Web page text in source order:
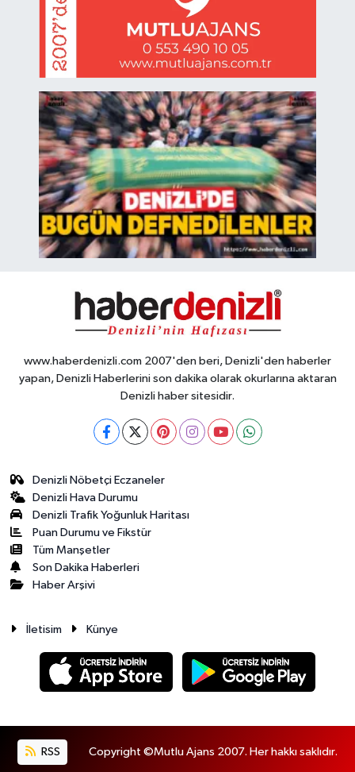
www.haberdenizli.com 2007'den beri, Denizli'den haberler
yapan, Denizli Haberlerini son dakika olarak okurlarına aktaran
Denizli haber sitesidir.
Denizli Nöbetçi Eczaneler
Denizli Hava Durumu
Denizli Trafik Yoğunluk Haritası
Puan Durumu ve Fikstür
Tüm Manşetler
Son Dakika Haberleri
Haber Arşivi
İletisim Künye
RSS Copyright ©Mutlu Ajans 2007. Her hakkı saklıdır.